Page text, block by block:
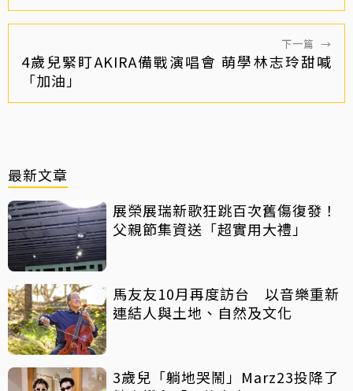
下一篇 →
4歲兒緊盯AKIRA備戰演唱會 萌學林志玲甜喊
「加油」
最新文章
展榮展瑞新歌狂跳百次舊傷復發！
父親節集資送「超實用大禮」
馬友友10月再度訪台 以音樂重新
連結人與土地、自然及文化
3歲兒「躺地哭鬧」Marz23投降了